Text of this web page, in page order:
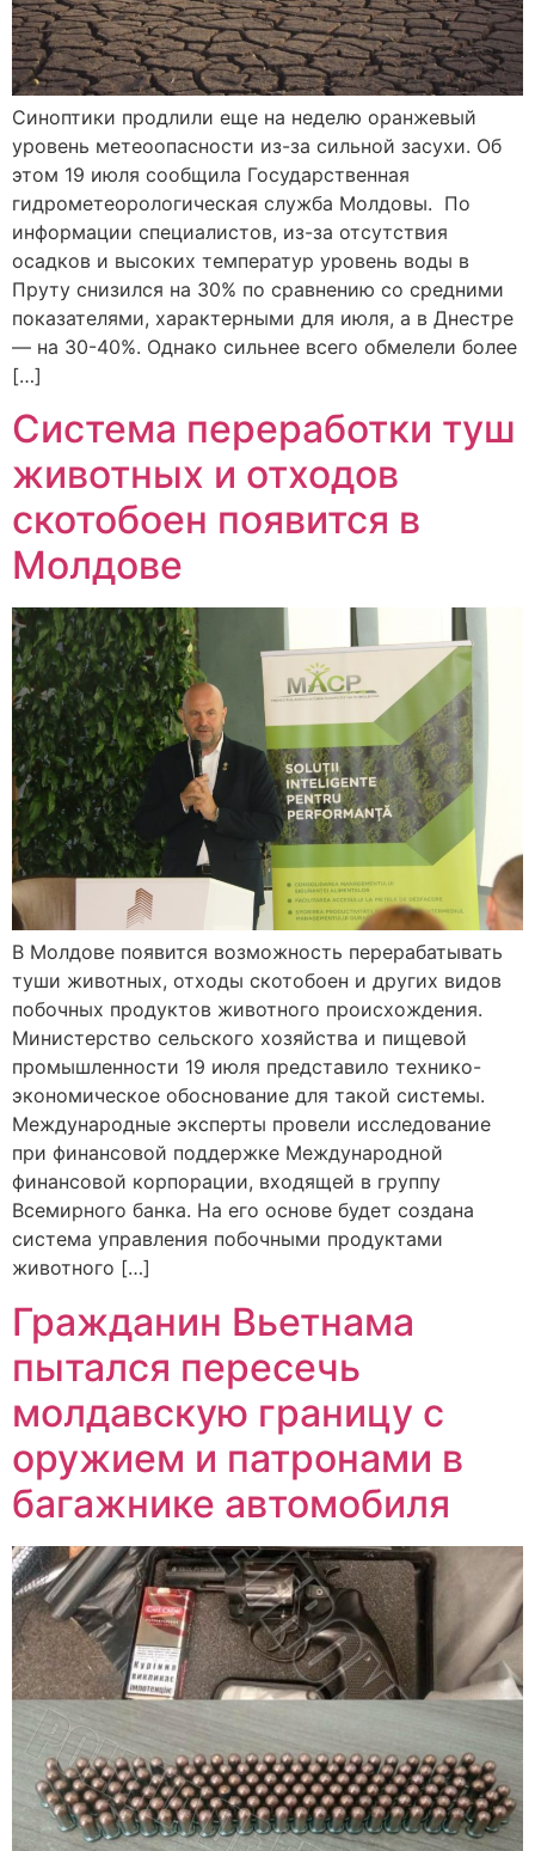
Синоптики продлили еще на неделю оранжевый
уровень метеоопасности из-за сильной засухи. Об
этом 19 июля сообщила Государственная
гидрометеорологическая служба Молдовы. По
информации специалистов, из-за отсутствия
осадков и высоких температур уровень воды в
Пруту снизился на 30% по сравнению со средними
показателями, характерными для июля, а в Днестре
— на 30-40%. Однако сильнее всего обмелели более
[…]
Система переработки туш
животных и отходов
скотобоен появится в
Молдове
В Молдове появится возможность перерабатывать
туши животных, отходы скотобоен и других видов
побочных продуктов животного происхождения.
Министерство сельского хозяйства и пищевой
промышленности 19 июля представило технико-
экономическое обоснование для такой системы.
Международные эксперты провели исследование
при финансовой поддержке Международной
финансовой корпорации, входящей в группу
Всемирного банка. На его основе будет создана
система управления побочными продуктами
животного […]
Гражданин Вьетнама
пытался пересечь
молдавскую границу с
оружием и патронами в
багажнике автомобиля